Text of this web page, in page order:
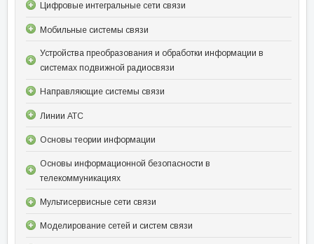
Цифровые интегральные сети связи
Мобильные системы связи
Устройства преобразования и обработки информации в
системах подвижной радиосвязи
Направляющие системы связи
Линии АТС
Основы теории информации
Основы информационной безопасности в
телекоммуникациях
Мультисервисные сети связи
Моделирование сетей и систем связи